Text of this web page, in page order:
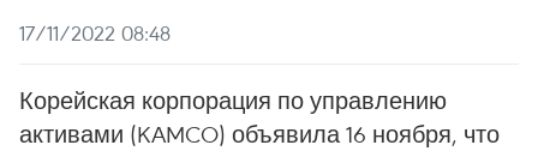
17/11/2022 08:48
Корейская корпорация по управлению
активами (KAMCO) объявила 16 ноября, что